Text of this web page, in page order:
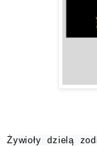
Żywioły dzielą